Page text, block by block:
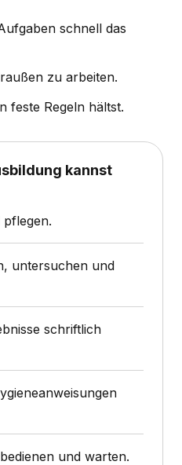
schnell das
zu arbeiten.
feste Regeln hältst.
kannst
untersuchen und
schriftlich
und warten.